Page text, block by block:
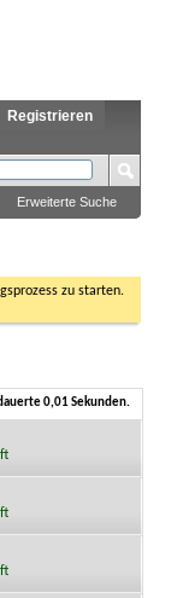
Registrieren
Erweiterte Suche
zu starten.
0,01Sekunden.